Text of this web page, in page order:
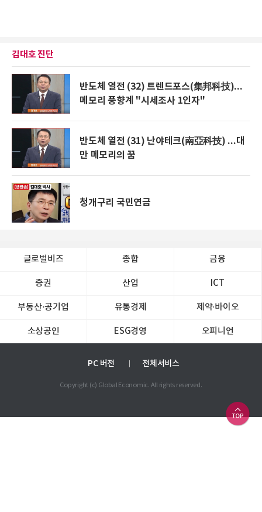
김대호 진단
반도체 열전 (32) 트렌드포스(集邦科技)...
메모리 풍향계 "시세조사 1인자"
반도체 열전 (31) 난야테크(南亞科技) ...대
만 메모리의 꿈
청개구리 국민연금
글로벌비즈 종합 금융
증권 산업 ICT
부동산·공기업 유통경제 제약∙바이오
소상공인 ESG경영 오피니언
PC 버전 전체서비스
Copyright (c) Global Economic. All rights reserved.